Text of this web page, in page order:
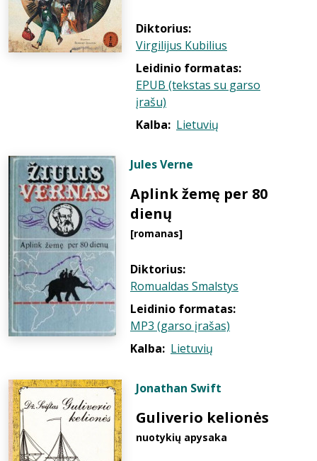
Diktorius:
Virgilijus Kubilius
Leidinio formatas:
EPUB (tekstas su garso
įrašu)
Kalba: Lietuvių
Jules Verne
Aplink žemę per 80
dienų
[romanas]
Diktorius:
Romualdas Smalstys
Leidinio formatas:
MP3 (garso įrašas)
Kalba: Lietuvių
Jonathan Swift
Guliverio kelionės
nuotykių apysaka